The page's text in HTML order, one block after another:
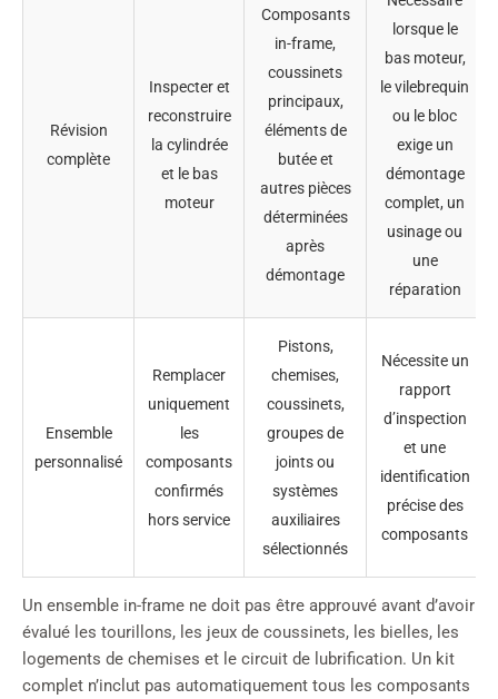
Révision
complète
Inspecter et
reconstruire
la cylindrée
et le bas
moteur
Composants
in-frame,
coussinets
principaux,
éléments de
butée et
autres pièces
déterminées
après
démontage
lorsque le
bas moteur,
le vilebrequin
ou le bloc
exige un
démontage
complet, un
usinage ou
une
réparation
Ensemble
personnalisé
Remplacer
uniquement
les
composants
confirmés
hors service
Pistons,
chemises,
coussinets,
groupes de
joints ou
systèmes
auxiliaires
sélectionnés
Nécessite un
rapport
d’inspection
et une
identification
précise des
composants
Un ensemble in-frame ne doit pas être approuvé avant d’avoir
évalué les tourillons, les jeux de coussinets, les bielles, les
logements de chemises et le circuit de lubrification. Un kit
complet n’inclut pas automatiquement tous les composants